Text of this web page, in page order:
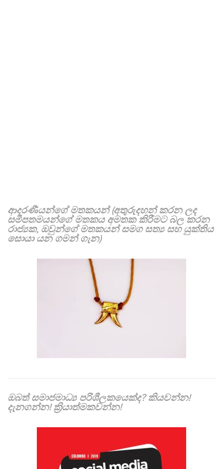
ආදරණීයන්ගේ මතකයන් (අතුරුදහන් කරන ලද
සමීපතමයන්ගේ මතකය අමතක කිරීමට බල කරන
රාජ්‍යක, ඔවුන්ගේ මතකයන් සමග සත්‍ය සහ යුක්තිය
සොයා යන ගමන් ගැන)
ඔබත් සමාජමාධ්‍ය පරිශීලකයෙක්ද? කියවන්න!
දැනගන්න! ක්‍රියාත්මකවන්න!